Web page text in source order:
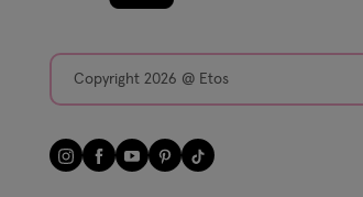
Copyright 2026 @ Etos